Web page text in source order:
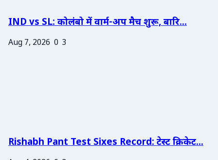
IND vs SL: कोलंबो में वार्म-अप मैच शुरू, बारि...
Aug 7, 2026 0 3
Rishabh Pant Test Sixes Record: टेस्ट क्रिकेट...